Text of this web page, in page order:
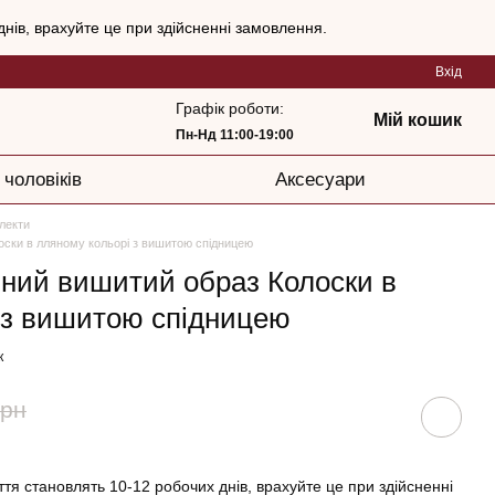
врахуйте це при здійсненні замовлення.
Вхід
Графік роботи:
Пн-Нд 11:00-19:00
Мій кошик
Аксесуари
в лляному кольорі з вишитою спідницею
вишитий образ Колоски в
вишитою спідницею
становлять 10-12 робочих днів, врахуйте це при здійсненні